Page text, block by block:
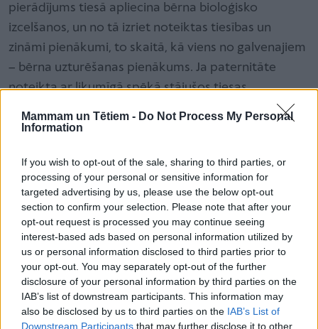
Mammam un Tētiem - Do Not Process My Personal
Information
If you wish to opt-out of the sale, sharing to third parties, or
processing of your personal or sensitive information for
targeted advertising by us, please use the below opt-out
section to confirm your selection. Please note that after your
opt-out request is processed you may continue seeing
interest-based ads based on personal information utilized by
us or personal information disclosed to third parties prior to
your opt-out. You may separately opt-out of the further
disclosure of your personal information by third parties on the
IAB’s list of downstream participants. This information may
also be disclosed by us to third parties on the IAB’s List of
Downstream Participants that may further disclose it to other
pierādījums tiesā apliecina bērna bioloģisko
izcelšanos, un no tā izriet noteiktas tiesības un
zināmi pienākumi, to skaitā, kā viens no galvenajiem
– bērna uzturēšanas pienākums. Ja paternitāte
noteikta ar likumīgā spēkā stājušos tiesas
spriedumu, to vairs nekad un nekādā veidā nav
iespējams apstrīdēt,” skaidro Sandra Gorbenko,
“Šobrīd, lai izvairītos no jebkādām problēmām un
pārpratumiem nākotnē, vecāki nereti mēdz uzreiz
veikt šādus testus, lai pēc tam, kad kāds no viņiem
vairs nebūs dzīvs, bērniem būtu dokuments, kas visu
skaidri apliecina,“ piebilst advokāte.
Ekspertīzes veikšana ir maksas pakalpojums, kas,
saskaņā ar Civilprocesa likuma prasībām, ir
jāapmaksā pusei, kas lūdz noteikt ekspertīzi. Taču
gadījumā, ja prasība par paternitātes noteikšanu